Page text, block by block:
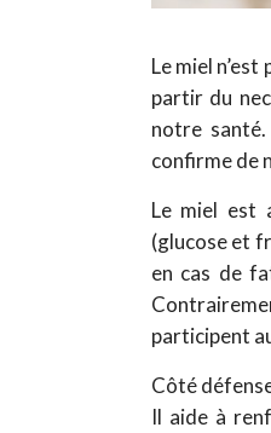
Le miel
partir du
notre
confirme de
Le miel est
(glucose et
en cas de
participent
Côté
Il aide à